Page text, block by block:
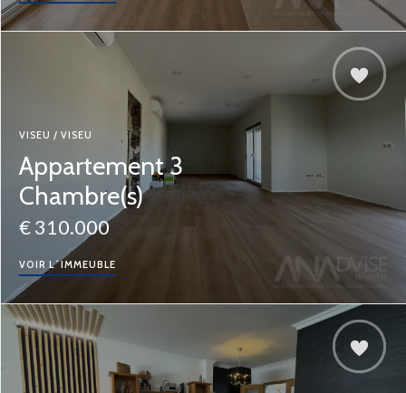
VISEU / VISEU
Appartement 3
Chambre(s)
€ 310.000
VOIR L´IMMEUBLE